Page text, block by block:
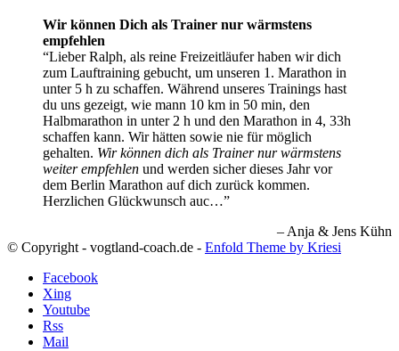
Wir können Dich als Trainer nur wärmstens
empfehlen
Lieber Ralph, als reine Freizeitläufer haben wir dich
zum Lauftraining gebucht, um unseren 1. Marathon in
unter 5 h zu schaffen. Während unseres Trainings hast
du uns gezeigt, wie mann 10 km in 50 min, den
Halbmarathon in unter 2 h und den Marathon in 4, 33h
schaffen kann. Wir hätten sowie nie für möglich
gehalten. Wir können dich als Trainer nur wärmstens
weiter empfehlen und werden sicher dieses Jahr vor
dem Berlin Marathon auf dich zurück kommen.
Herzlichen Glückwunsch auc…
Anja & Jens Kühn
© Copyright - vogtland-coach.de - Enfold Theme by Kriesi
Facebook
Xing
Youtube
Rss
Mail